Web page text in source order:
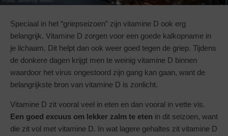
Speciaal in het “griepseizoen” zijn vitamine D ook erg
belangrijk. Vitamine D zorgen voor een goede kalkopname in
je lichaam. Dit helpt dan ook weer goed tegen de griep. Tijdens
de donkere dagen krijgt men te weinig vitamine D binnen
waardoor het virus ongestoord zijn gang kan gaan, want de
belangrijkste bron van vitamine D is zonlicht.
Vitamine D zit vooral veel in eten en dan vooral in vette vis.
Een goed excuus om lekker zalm te eten in dit seizoen, want
die zit vol met vitamine D. In wat lagere gehaltes zit vitamine D